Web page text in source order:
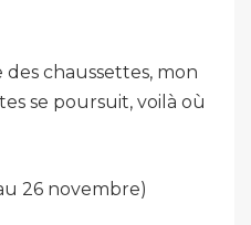
chaussettes, mon
se poursuit, voilà où
26 novembre)